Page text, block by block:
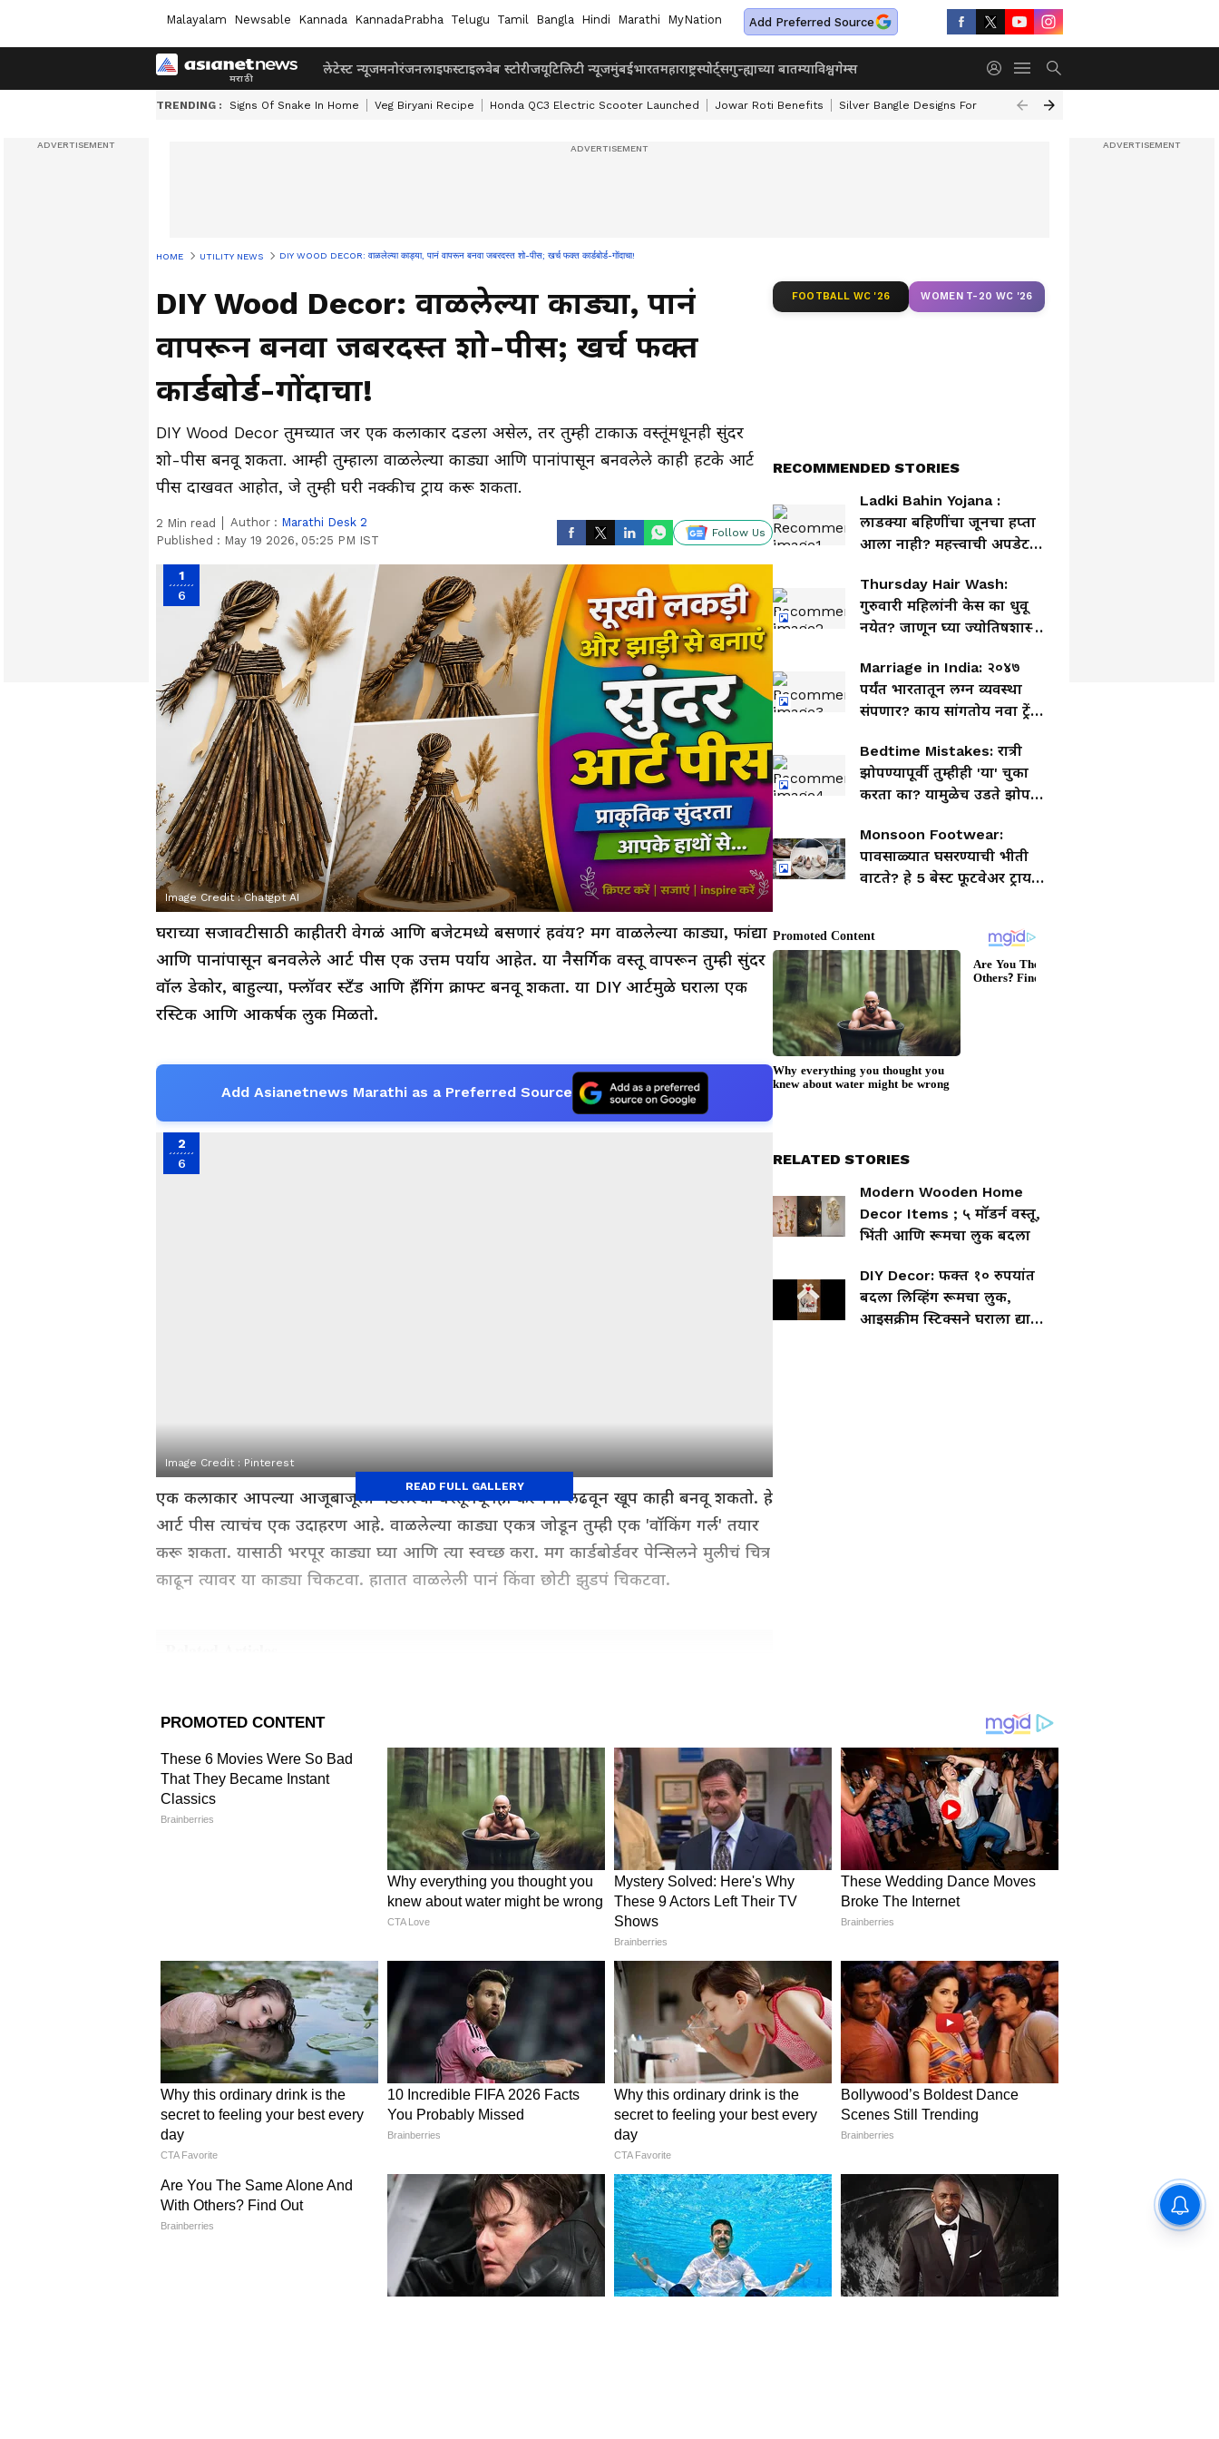
Malayalam Newsable Kannada KannadaPrabha Telugu Tamil Bangla Hindi Marathi MyNation Add Preferred Source
लेटेस्ट न्यूजमनोरंजनलाइफस्टाइलवेब स्टोरीजयूटिलिटी न्यूजमुंबईभारतमहाराष्ट्रस्पोर्ट्सगुन्ह्याच्या बातम्याविश्वगेम्स
TRENDING : Signs Of Snake In Home Veg Biryani Recipe Honda QC3 Electric Scooter Launched Jowar Roti Benefits Silver Bangle Designs For Wife Top 10 Safest Cars In India
HOME UTILITY NEWS DIY WOOD DECOR: वाळलेल्या काड्या, पानं वापरून बनवा जबरदस्त शो-पीस; खर्च फक्त कार्डबोर्ड-गोंदाचा!
DIY Wood Decor: वाळलेल्या काड्या, पानं
वापरून बनवा जबरदस्त शो-पीस; खर्च फक्त
कार्डबोर्ड-गोंदाचा!
DIY Wood Decor तुमच्यात जर एक कलाकार दडला असेल, तर तुम्ही टाकाऊ वस्तूंमधूनही सुंदर
शो-पीस बनवू शकता. आम्ही तुम्हाला वाळलेल्या काड्या आणि पानांपासून बनवलेले काही हटके आर्ट
पीस दाखवत आहोत, जे तुम्ही घरी नक्कीच ट्राय करू शकता.
2 Min read Author : Marathi Desk 2
Published : May 19 2026, 05:25 PM IST
Follow Us
1
6
Image Credit :Chatgpt AI
घराच्या सजावटीसाठी काहीतरी वेगळं आणि बजेटमध्ये बसणारं हवंय? मग वाळलेल्या काड्या, फांद्या
आणि पानांपासून बनवलेले आर्ट पीस एक उत्तम पर्याय आहेत. या नैसर्गिक वस्तू वापरून तुम्ही सुंदर
वॉल डेकोर, बाहुल्या, फ्लॉवर स्टँड आणि हँगिंग क्राफ्ट बनवू शकता. या DIY आर्टमुळे घराला एक
रस्टिक आणि आकर्षक लुक मिळतो.
Add Asianetnews Marathi as a Preferred Source
2
6
Image Credit : Pinterest
एक कलाकार आपल्या आजूबाजूला पडलेल्या वस्तूंमधूनही कल्पना लढवून खूप काही बनवू शकतो. हे
आर्ट पीस त्याचंच एक उदाहरण आहे. वाळलेल्या काड्या एकत्र जोडून तुम्ही एक 'वॉकिंग गर्ल' तयार
करू शकता. यासाठी भरपूर काड्या घ्या आणि त्या स्वच्छ करा. मग कार्डबोर्डवर पेन्सिलने मुलीचं चित्र
काढून त्यावर या काड्या चिकटवा. हातात वाळलेली पानं किंवा छोटी झुडपं चिकटवा.
Items ; ५ मॉडर्न वस्तू, भिंती आणि
3
6
READ FULL GALLERY
FOOTBALL WC '26 WOMEN T-20 WC '26
RECOMMENDED STORIES
Ladki Bahin Yojana :
लाडक्या बहिणींचा जूनचा हप्ता
आला नाही? महत्त्वाची अपडेट
Thursday Hair Wash:
गुरुवारी महिलांनी केस का धुवू
नयेत? जाणून घ्या ज्योतिषशास्त्र
नियम
Marriage in India: २०४७
पर्यंत भारतातून लग्न व्यवस्था
संपणार? काय सांगतोय नवा ट्रेंड
नक्की वाचा!
Bedtime Mistakes: रात्री
झोपण्यापूर्वी तुम्हीही 'या' चुका
करता का? यामुळेच उडते झोप
बदला सवय
Monsoon Footwear:
पावसाळ्यात घसरण्याची भीती
वाटते? हे 5 बेस्ट फूटवेअर ट्राय
RELATED STORIES
Modern Wooden Home
Decor Items ; ५ मॉडर्न वस्तू,
भिंती आणि रूमचा लुक बदला
DIY Decor: फक्त १० रुपयांत
बदला लिव्हिंग रूमचा लुक,
आइसक्रीम स्टिक्सने घराला द्या